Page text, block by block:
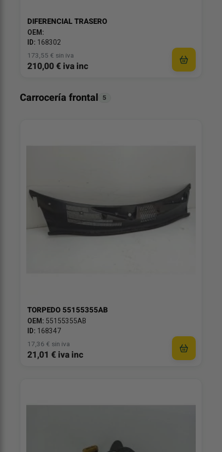
DIFERENCIAL TRASERO
OEM:
ID: 168302
173,55 € sin iva
210,00 € iva inc
Carrocería frontal 5
TORPEDO 55155355AB
OEM: 55155355AB
ID: 168347
17,36 € sin iva
21,01 € iva inc